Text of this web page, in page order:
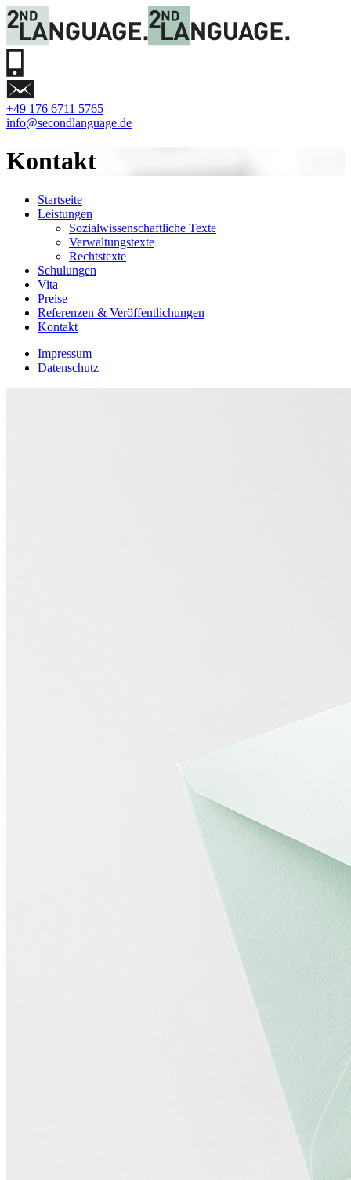
+49 176 6711 5765
info@secondlanguage.de
Kontakt
Startseite
Leistungen
Sozialwissenschaftliche Texte
Verwaltungstexte
Rechtstexte
Schulungen
Vita
Preise
Referenzen & Veröffentlichungen
Kontakt
Impressum
Datenschutz